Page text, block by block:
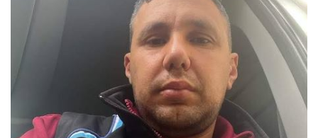
nell’ambito di un servizio straordinario ad “Alto Impatto”
disposto per rafforzare la presenza delle istituzioni e
contrastare ogni forma di illegalità. Un’azione massiccia
e coordinata che ha visto […]